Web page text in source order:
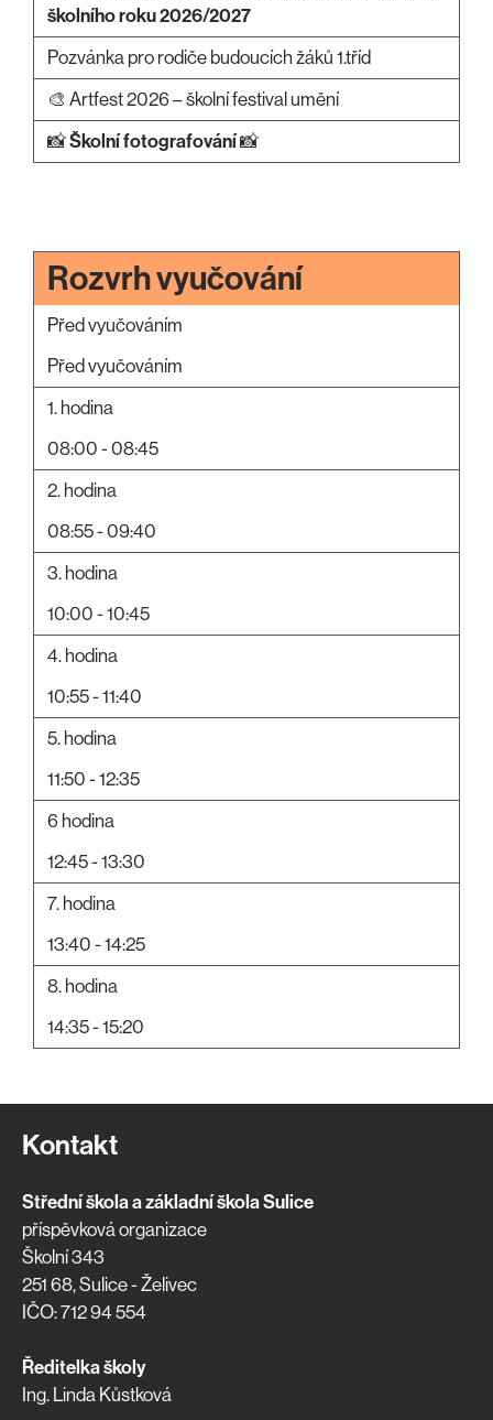
školního roku 2026/2027
Pozvánka pro rodiče budoucích žáků 1.tříd
🎨 Artfest 2026 – školní festival umění
📸Školní fotografování📸
Rozvrh vyučování
Před vyučováním
Před vyučováním
1. hodina
08:00 - 08:45
2. hodina
08:55 - 09:40
3. hodina
10:00 - 10:45
4. hodina
10:55 - 11:40
5. hodina
11:50 - 12:35
6 hodina
12:45 - 13:30
7. hodina
13:40 - 14:25
8. hodina
14:35 - 15:20
Kontakt
Střední škola a základní škola Sulice
příspěvková organizace
Školní 343
251 68, Sulice - Želivec
IČO: 712 94 554
Ředitelka školy
Ing. Linda Kůstková